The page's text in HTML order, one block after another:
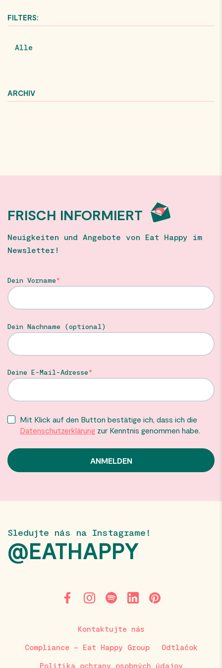
FILTERS:
Alle
ARCHIV
FRISCH INFORMIERT
Neuigkeiten und Angebote von Eat Happy im
Newsletter!
Dein Vorname
Dein Nachname (optional)
Deine E-Mail-Adresse
Mit Klick auf den Button bestätige ich, dass ich die
Datenschutzerklärung zur Kenntnis genommen habe.
Sledujte nás na Instagrame!
@EATHAPPY
Kontaktujte nás
Compliance – Eat Happy Group Odtlačok
Politika ochrany osobných údajov